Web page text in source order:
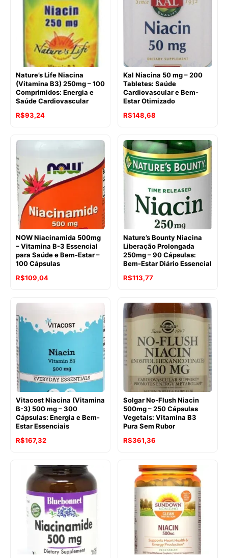
Nature’s Life Niacina
(Vitamina B3) 250mg – 100
Comprimidos: Energia e
Saúde Cardiovascular
O
original
era:
R$117,44.
R$93,24O
atual
R$93,24.
Kal Niacina 50 mg – 200
Tabletes: Saúde
Cardiovascular e Bem-
Estar Otimizado
R$148,68
NOW Niacinamida 500mg
– Vitamina B-3 Essencial
para Saúde e Bem-Estar –
100 Cápsulas
O
original
era:
R$136,87.
R$109,04O
é:
R$109,04.
Nature’s Bounty Niacina
Liberação Prolongada
250mg – 90 Cápsulas:
Bem-Estar Diário Essencial
O
original
era:
R$129,26.
R$113,77O
atual
é:
R$113,77.
Vitacost Niacina (Vitamina
B-3) 500 mg – 300
Cápsulas: Energia e Bem-
Estar Essenciais
R$167,32
Solgar No-Flush Niacin
500mg – 250 Cápsulas
Vegetais: Vitamina B3
Pura Sem Rubor
O
original
era:
R$361,36
atual
é:
R$361,36.